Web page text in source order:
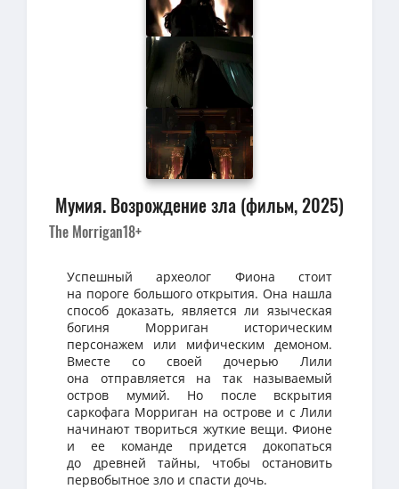
Мумия. Возрождение зла (фильм, 2025)
The Morrigan18+
Успешный археолог Фиона стоит
на пороге большого открытия. Она нашла
способ доказать, является ли языческая
богиня Морриган историческим
персонажем или мифическим демоном.
Вместе со своей дочерью Лили
она отправляется на так называемый
остров мумий. Но после вскрытия
саркофага Морриган на острове и с Лили
начинают твориться жуткие вещи. Фионе
и ее команде придется докопаться
до древней тайны, чтобы остановить
первобытное зло и спасти дочь.